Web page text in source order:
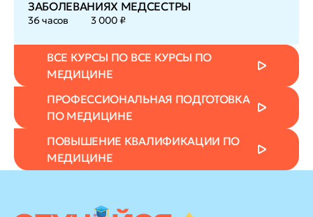
ЗАБОЛЕВАНИЯХ МЕДСЕСТРЫ
36 часов 3 000 ₽
ВСЕ КУРСЫ ПО ВСЕ КУРСЫ ПО
МЕДИЦИНЕ
ПРОФЕССИОНАЛЬНАЯ ПОДГОТОВКА
ПО МЕДИЦИНЕ
ПОВЫШЕНИЕ КВАЛИФИКАЦИИ ПО
МЕДИЦИНЕ